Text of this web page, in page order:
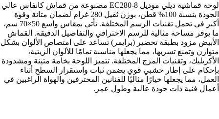
لوحة قماشية ديلي موديل EC280-8 مصنوعة من قماش كانفاس عالي
الجودة بنسبة 100% قطن، بوزن ثقيل 280 غرام لضمان متانة وقوة
أكبر في تحمل تقنيات الرسم المختلفة. تأتي بمقاس واسع 50×70 سم،
ما يوفر مساحة مثالية للرسم الاحترافي والتفاصيل الدقيقة. القماش
الأبيض مزود بطبقة تحضير (برايمر) تساعد على امتصاص الألوان بشكل
متوازن وتمنع تسربها، مما يجعلها مناسبة تمامًا للألوان الزيتية،
الأكريليك، وتقنيات المزج المختلفة. تتميز اللوحة بخامة متينة ومشدودة
بإحكام على إطار خشبي قوي يضمن ثبات واستقرار السطح أثناء
العمل، مما يجعلها خيارًا مثاليًا للفنانين المحترفين والهواة الراغبين في
أعمال فنية ذات جودة عالية وطول عمر.